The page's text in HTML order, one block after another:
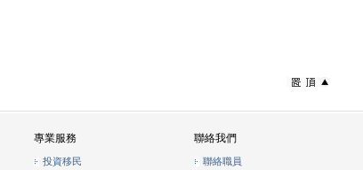
專業服務
投資移民
聯絡我們
聯絡職員